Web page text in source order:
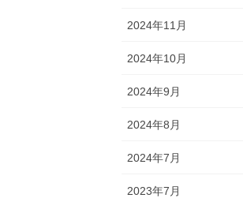
2024年11月
2024年10月
2024年9月
2024年8月
2024年7月
2023年7月